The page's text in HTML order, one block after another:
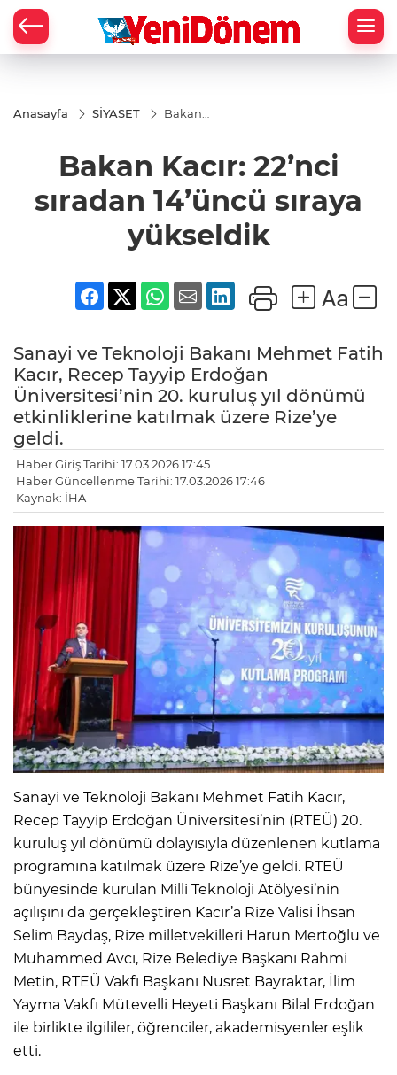
Anasayfa SİYASET
Bakan
sıradan
14’üncü
yükseldik
Bakan Kacır: 22’nci
sıradan 14’üncü sıraya
yükseldik
Sanayi ve Teknoloji Bakanı Mehmet Fatih
Kacır, Recep Tayyip Erdoğan
Üniversitesi’nin 20. kuruluş yıl dönümü
etkinliklerine katılmak üzere Rize’ye
geldi.
Haber Giriş Tarihi: 17.03.2026 17:45
Haber Güncellenme Tarihi: 17.03.2026 17:46
Kaynak: İHA
Sanayi ve Teknoloji Bakanı Mehmet Fatih Kacır,
Recep Tayyip Erdoğan Üniversitesi’nin (RTEÜ) 20.
kuruluş yıl dönümü dolayısıyla düzenlenen kutlama
programına katılmak üzere Rize’ye geldi. RTEÜ
bünyesinde kurulan Milli Teknoloji Atölyesi’nin
açılışını da gerçekleştiren Kacır’a Rize Valisi İhsan
Selim Baydaş, Rize milletvekilleri Harun Mertoğlu ve
Muhammed Avcı, Rize Belediye Başkanı Rahmi
Metin, RTEÜ Vakfı Başkanı Nusret Bayraktar, İlim
Yayma Vakfı Mütevelli Heyeti Başkanı Bilal Erdoğan
ile birlikte ilgililer, öğrenciler, akademisyenler eşlik
etti.